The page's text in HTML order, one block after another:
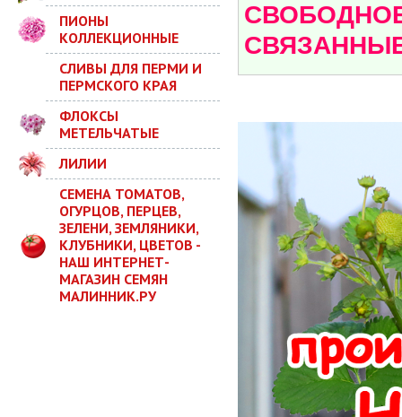
ПИОНЫ
КОЛЛЕКЦИОННЫЕ
СЛИВЫ ДЛЯ ПЕРМИ И
ПЕРМСКОГО КРАЯ
ФЛОКСЫ
МЕТЕЛЬЧАТЫЕ
ЛИЛИИ
СЕМЕНА ТОМАТОВ,
ОГУРЦОВ, ПЕРЦЕВ,
ЗЕЛЕНИ, ЗЕМЛЯНИКИ,
КЛУБНИКИ, ЦВЕТОВ -
НАШ ИНТЕРНЕТ-
МАГАЗИН СЕМЯН
МАЛИННИК.РУ